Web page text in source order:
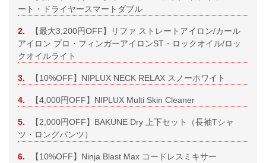
ート・ドライヤースマートダブル
2.
【最大3,200円OFF】リファ ストレートアイロン/カール
アイロン プロ・フィンガーアイロンST・ロックオイル/ロッ
クオイルライト
3. 【10%OFF】NIPLUX NECK RELAX スノーホワイト
4. 【4,000円OFF】NIPLUX Multi Skin Cleaner
5.
【2,000円OFF】BAKUNE Dry 上下セット（長袖Tシャ
ツ・ロングパンツ）
6. 【10%OFF】Ninja Blast Max コードレスミキサー